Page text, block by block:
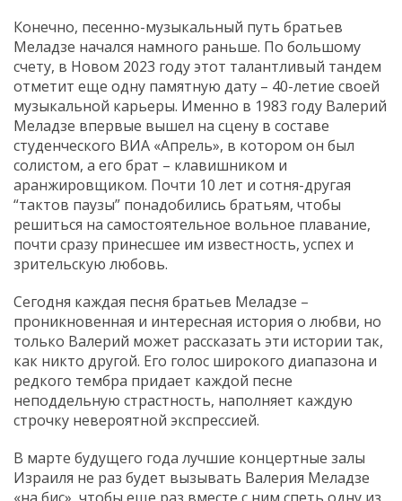
Конечно, песенно-музыкальный путь братьев
Меладзе начался намного раньше. По большому
счету, в Новом 2023 году этот талантливый тандем
отметит еще одну памятную дату – 40-летие своей
музыкальной карьеры. Именно в 1983 году Валерий
Меладзе впервые вышел на сцену в составе
студенческого ВИА «Апрель», в котором он был
солистом, а его брат – клавишником и
аранжировщиком. Почти 10 лет и сотня-другая
“тактов паузы” понадобились братьям, чтобы
решиться на самостоятельное вольное плавание,
почти сразу принесшее им известность, успех и
зрительскую любовь.
Сегодня каждая песня братьев Меладзе –
проникновенная и интересная история о любви, но
только Валерий может рассказать эти истории так,
как никто другой. Его голос широкого диапазона и
редкого тембра придает каждой песне
неподдельную страстность, наполняет каждую
строчку невероятной экспрессией.
В марте будущего года лучшие концертные залы
Израиля не раз будет вызывать Валерия Меладзе